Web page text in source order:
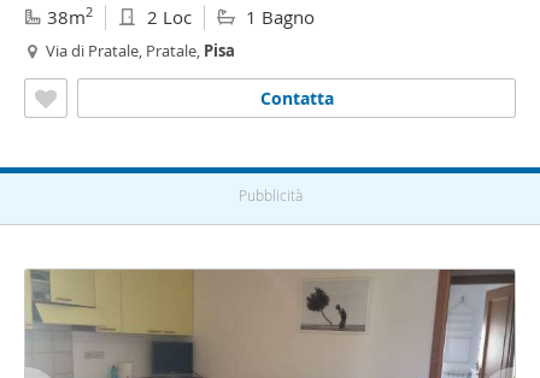
38m2 2 Loc 1 Bagno
Via di Pratale, Pratale, Pisa
Contatta
Pubblicità